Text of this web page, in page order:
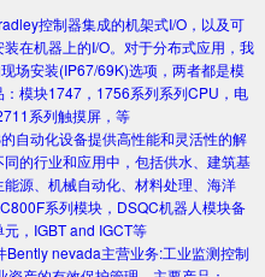
控制器集成的机架式I/O，以及可
在机器上的I/O。对于分布式应用，我
场安装(IP67/69K)选项，两者都是模
模块1747，1756系列系列CPU，电
系列触摸屏，等
自动化设备提供高性能和灵活性的解
的行业和应用中，包括供水、建筑基
源、机械自动化、材料处理、海洋
系列模块，DSQC机器人模块备
，IGBT and IGCT等
Bently nevada主营业务:工业监测控制